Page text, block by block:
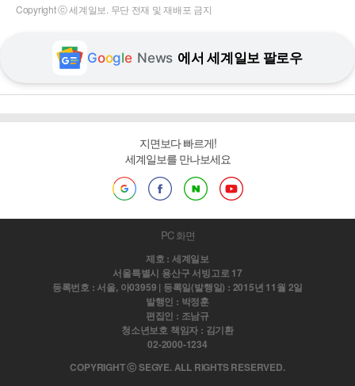
Copyright ⓒ 세계일보. 무단 전재 및 재배포 금지
Google News 에서 세계일보 팔로우
지면보다 빠르게!
세계일보를 만나보세요
PC 화면
제호 : 세계일보
서울특별시 용산구 서빙고로 17
등록번호 : 서울, 아03959 | 등록일(발행일) : 2015년 11월 2일
발행인 : 박정훈
편집인 : 조남규
청소년보호 책임자 : 김기환
02-2000-1234
COPYRIGHT ⓒ SEGYE. ALL RIGHTS RESERVED.